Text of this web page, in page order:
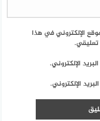
الإلكتروني في هذا
تعليقي.
الإلكتروني.
الإلكتروني.